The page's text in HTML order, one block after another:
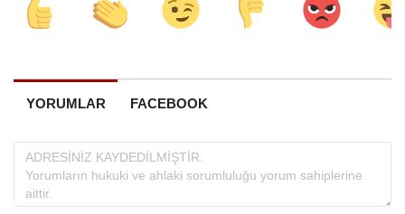
YORUMLAR FACEBOOK